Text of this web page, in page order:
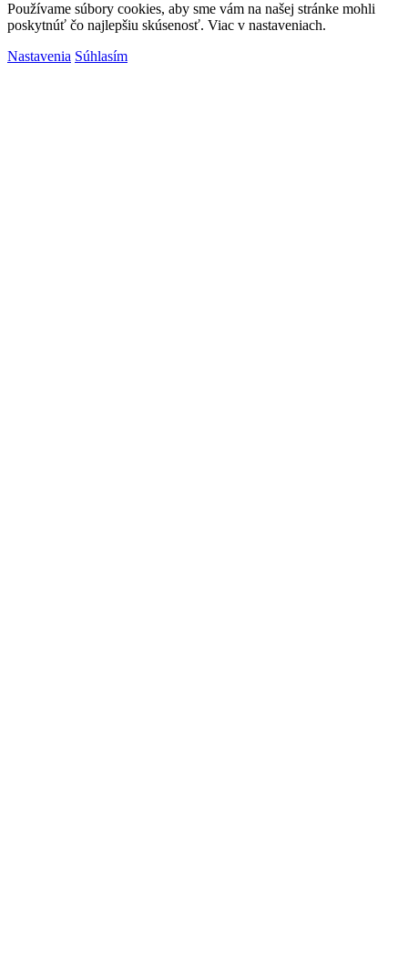
Používame súbory cookies, aby sme vám na našej stránke mohli
poskytnúť čo najlepšiu skúsenosť. Viac v nastaveniach.
Nastavenia Súhlasím